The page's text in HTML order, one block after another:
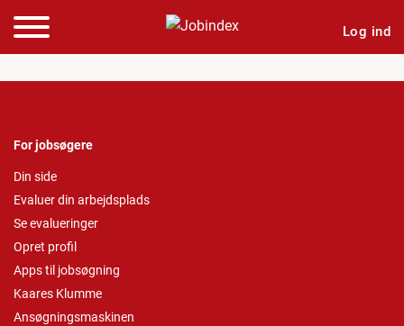
Log ind
For jobsøgere
Din side
Evaluer din arbejdsplads
Se evalueringer
Opret profil
Apps til jobsøgning
Kaares Klumme
Ansøgningsmaskinen